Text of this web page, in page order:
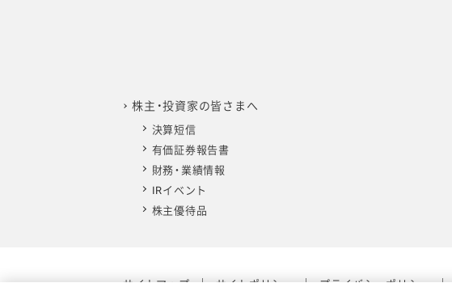
株主・投資家の皆さまへ
決算短信
有価証券報告書
財務・業績情報
IRイベント
株主優待品